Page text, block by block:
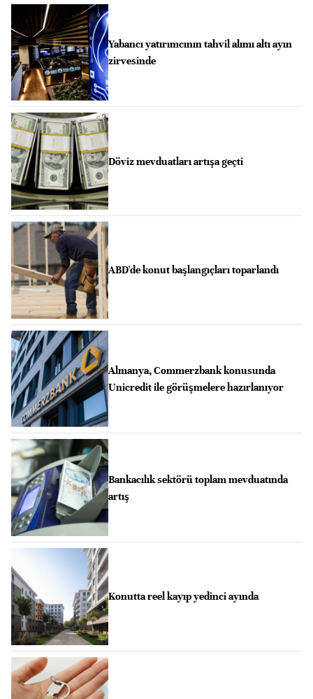
Yabancı yatırımcının tahvil alımı altı ayın
zirvesinde
Döviz mevduatları artışa geçti
ABD'de konut başlangıçları toparlandı
Almanya, Commerzbank konusunda
Unicredit ile görüşmelere hazırlanıyor
Bankacılık sektörü toplam mevduatında
artış
Konutta reel kayıp yedinci ayında